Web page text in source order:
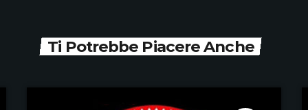
Ti Potrebbe Piacere Anche